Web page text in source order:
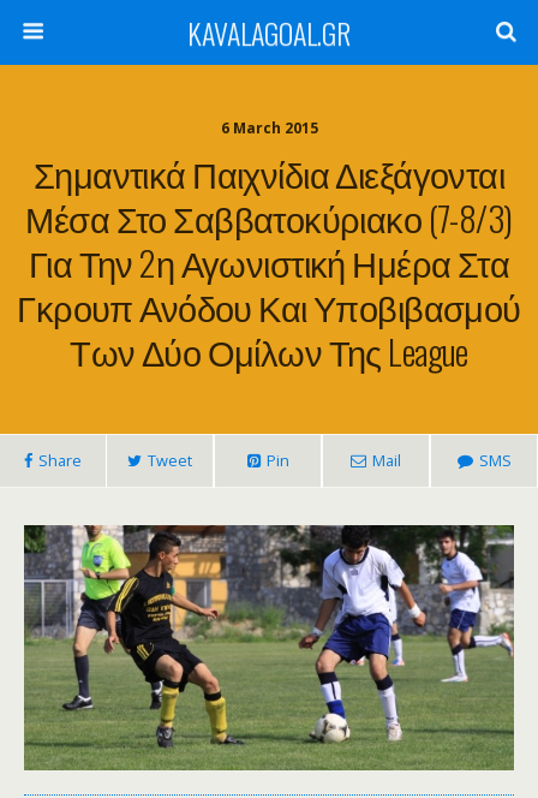
KAVALAGOAL.GR
6 March 2015
Σημαντικά Παιχνίδια Διεξάγονται
Μέσα Στο Σαββατοκύριακο (7-8/3)
Για Την 2η Αγωνιστική Ημέρα Στα
Γκρουπ Ανόδου Και Υποβιβασμού
Των Δύο Ομίλων Της League
Share Tweet Pin Mail SMS